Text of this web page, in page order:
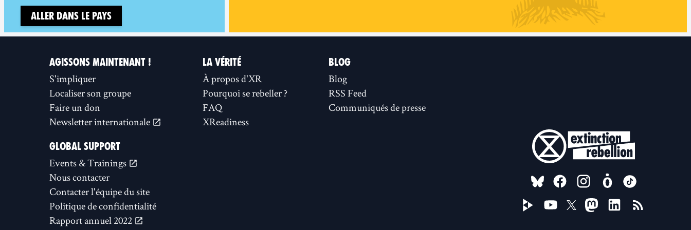
Aller dans le pays
AGISSONS MAINTENANT !
S'impliquer
Localiser son groupe
Faire un don
Newsletter internationale
LA VÉRITÉ
À propos d'XR
Pourquoi se rebeller ?
FAQ
XReadiness
BLOG
Blog
RSS Feed
Communiqués de presse
GLOBAL SUPPORT
Events & Trainings
Nous contacter
Contacter l'équipe du site
Politique de confidentialité
Rapport annuel 2022
FOLLOW US ON